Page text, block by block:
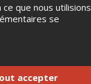
que nous utilisions
se
accepter